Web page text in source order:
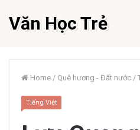
Văn Học Trẻ
Home / Quê hương - Đất nước /
Tiếng Việt